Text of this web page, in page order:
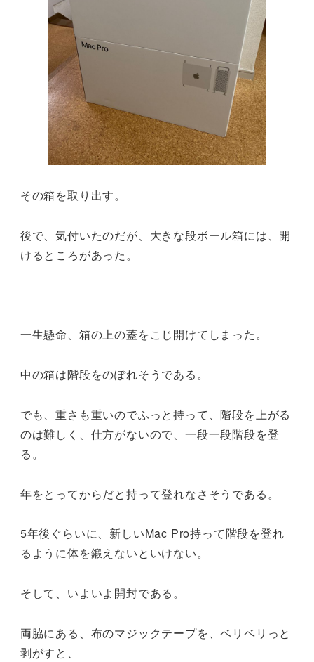
その箱を取り出す。
後で、気付いたのだが、大きな段ボール箱には、開
けるところがあった。
一生懸命、箱の上の蓋をこじ開けてしまった。
中の箱は階段をのぽれそうである。
でも、重さも重いのでふっと持って、階段を上がる
のは難しく、仕方がないので、一段一段階段を登
る。
年をとってからだと持って登れなさそうである。
5年後ぐらいに、新しいMac Pro持って階段を登れ
るように体を鍛えないといけない。
そして、いよいよ開封である。
両脇にある、布のマジックテープを、ベリベリっと
剥がすと、